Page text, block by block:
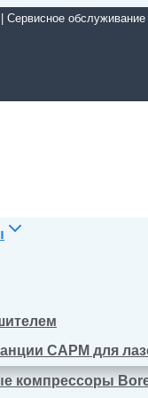
обслуживание
CAPM для
компрессоры